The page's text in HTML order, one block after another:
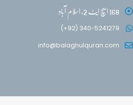
168 ایچ ایٹ 2، اسلام آباد
(+92) 340-5241279
info@balaghulquran.com